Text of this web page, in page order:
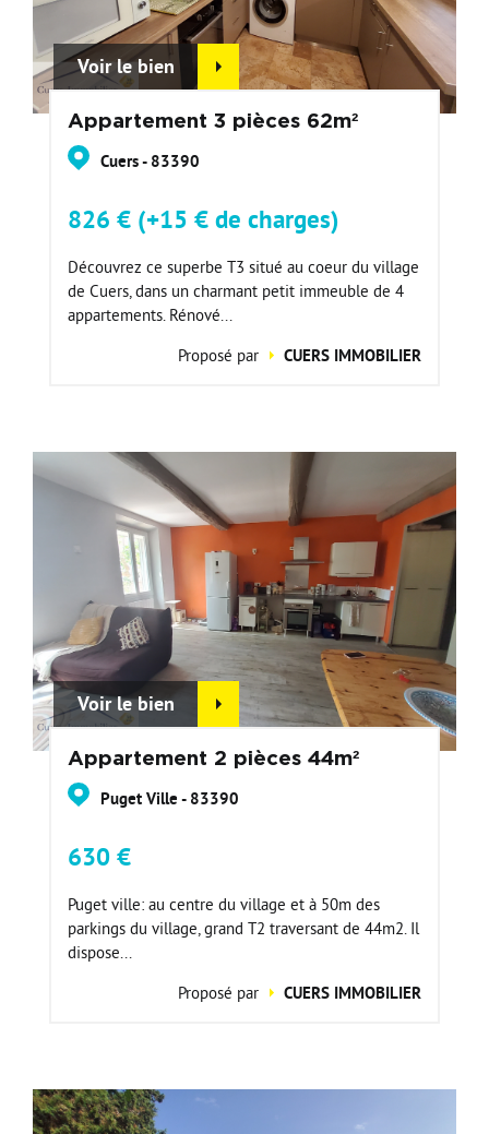
Voir le bien
Appartement 3 pièces 62m²
Cuers - 83390
826 € (+15 € de charges)
Découvrez ce superbe T3 situé au coeur du village
de Cuers, dans un charmant petit immeuble de 4
appartements. Rénové...
Proposé par
CUERS IMMOBILIER
Voir le bien
Appartement 2 pièces 44m²
Puget Ville - 83390
630 €
Puget ville: au centre du village et à 50m des
parkings du village, grand T2 traversant de 44m2. Il
dispose...
Proposé par
CUERS IMMOBILIER